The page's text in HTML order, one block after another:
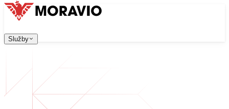
Služby
Vývoj software
Webové aplikace, které jsou škálovatelné, bezpečné a
Všechny služby
English
Kontaktujte nás